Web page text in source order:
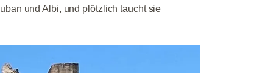
und Albi, und plötzlich taucht sie